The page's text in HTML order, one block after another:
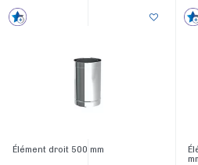
Élément droit 500 mm